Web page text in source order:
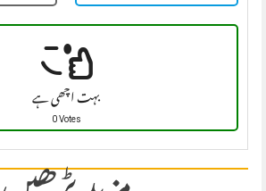
بہت اچھی ہے
0 Votes